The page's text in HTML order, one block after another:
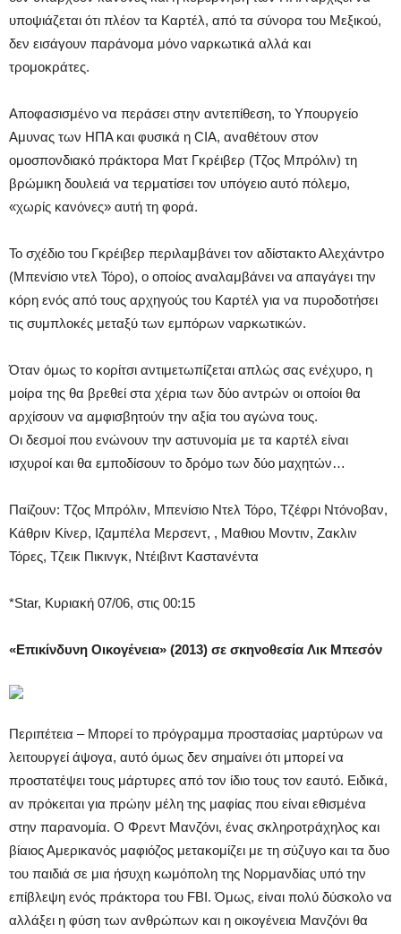
υποψιάζεται ότι πλέον τα Καρτέλ, από τα σύνορα του Μεξικού,
δεν εισάγουν παράνομα μόνο ναρκωτικά αλλά και
τρομοκράτες.
Αποφασισμένο να περάσει στην αντεπίθεση, το Υπουργείο
Αμυνας των ΗΠΑ και φυσικά η CIA, αναθέτουν στον
ομοσπονδιακό πράκτορα Ματ Γκρέιβερ (Τζος Μπρόλιν) τη
βρώμικη δουλειά να τερματίσει τον υπόγειο αυτό πόλεμο,
«χωρίς κανόνες» αυτή τη φορά.
Το σχέδιο του Γκρέιβερ περιλαμβάνει τον αδίστακτο Αλεχάντρο
(Μπενίσιο ντελ Τόρο), ο οποίος αναλαμβάνει να απαγάγει την
κόρη ενός από τους αρχηγούς του Καρτέλ για να πυροδοτήσει
τις συμπλοκές μεταξύ των εμπόρων ναρκωτικών.
Όταν όμως το κορίτσι αντιμετωπίζεται απλώς σας ενέχυρο, η
μοίρα της θα βρεθεί στα χέρια των δύο αντρών οι οποίοι θα
αρχίσουν να αμφισβητούν την αξία του αγώνα τους.
Οι δεσμοί που ενώνουν την αστυνομία με τα καρτέλ είναι
ισχυροί και θα εμποδίσουν το δρόμο των δύο μαχητών…
Παίζουν: Τζος Μπρόλιν, Μπενίσιο Ντελ Τόρο, Τζέφρι Ντόνοβαν,
Κάθριν Κίνερ, Ιζαμπέλα Μερσεντ, , Μαθιου Μοντιν, Ζακλιν
Τόρες, Τζεικ Πικινγκ, Ντέιβιντ Καστανέντα
*Star, Κυριακή 07/06, στις 00:15
«Επικίνδυνη Οικογένεια» (2013) σε σκηνοθεσία Λικ Μπεσόν
Περιπέτεια – Μπορεί το πρόγραμμα προστασίας μαρτύρων να
λειτουργεί άψογα, αυτό όμως δεν σημαίνει ότι μπορεί να
προστατέψει τους μάρτυρες από τον ίδιο τους τον εαυτό. Ειδικά,
αν πρόκειται για πρώην μέλη της μαφίας που είναι εθισμένα
στην παρανομία. Ο Φρεντ Μανζόνι, ένας σκληροτράχηλος και
βίαιος Αμερικανός μαφιόζος μετακομίζει με τη σύζυγο και τα δυο
του παιδιά σε μια ήσυχη κωμόπολη της Νορμανδίας υπό την
επίβλεψη ενός πράκτορα του FBI. Όμως, είναι πολύ δύσκολο να
αλλάξει η φύση των ανθρώπων και η οικογένεια Μανζόνι θα